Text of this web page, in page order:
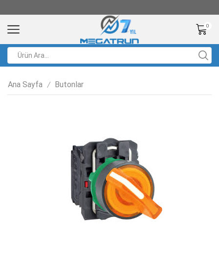
0
Ana Sayfa / Butonlar